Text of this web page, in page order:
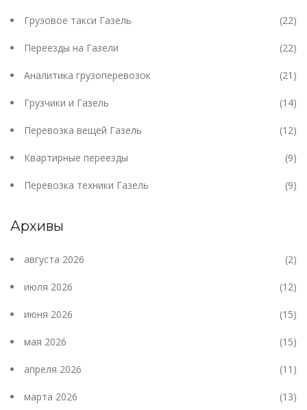
Грузовое такси Газель (22)
Переезды на Газели (22)
Аналитика грузоперевозок (21)
Грузчики и Газель (14)
Перевозка вещей Газель (12)
Квартирные переезды (9)
Перевозка техники Газель (9)
Архивы
августа 2026 (2)
июля 2026 (12)
июня 2026 (15)
мая 2026 (15)
апреля 2026 (11)
марта 2026 (13)